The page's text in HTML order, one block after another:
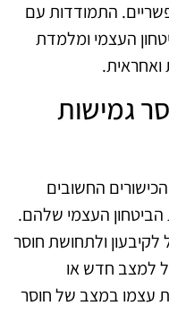
התמודדות עם
העצמי ומלמדת
גמישות
החשובים
העצמי שלהם.
לקיבעון ולתחושת חוסר
למצב חדש או
עצמו במצב של חוסר